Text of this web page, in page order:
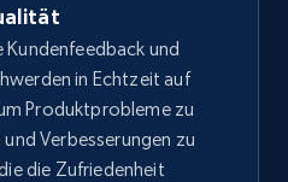
Currency, Initial
percent, and more.
Jetzt anfangen
Kundenfeedback und
in Echtzeit auf
Produktprobleme zu
Verbesserungen zu
die Zufriedenheit